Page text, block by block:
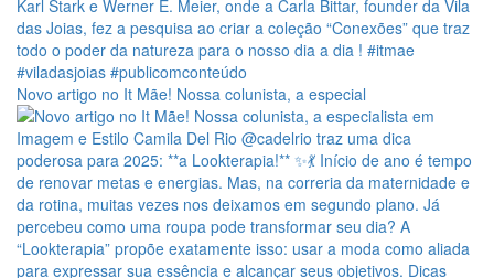
Novo artigo no It Mãe! Nossa colunista, a especial